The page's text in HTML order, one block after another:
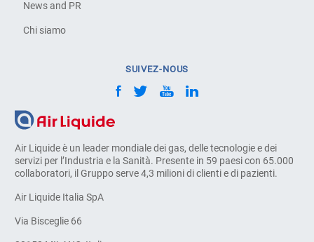
Air Liquide è un leader mondiale dei gas, delle tecnologie e dei
servizi per l’Industria e la Sanità. Presente in 59 paesi con 65.000
collaboratori, il Gruppo serve 4,3 milioni di clienti e di pazienti.
Air Liquide Italia SpA
Via Bisceglie 66
News and PR
Chi siamo
SUIVEZ-NOUS